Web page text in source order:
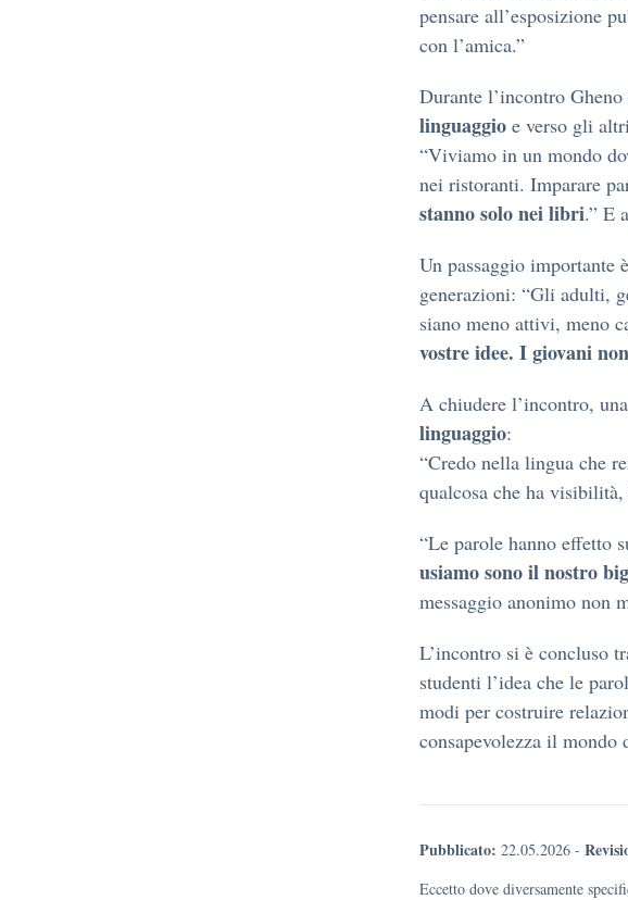
pensare all’esposizione
con l’amica.”
Durante l’incontro
linguaggio e verso gli
“Viviamo in un mondo
nei ristoranti. Imparare
stanno solo nei libri.” E
Un passaggio importante
generazioni: “Gli adulti,
siano meno attivi, meno
vostre idee. I giovani
A chiudere l’incontro,
linguaggio:
“Credo nella lingua che
qualcosa che ha visibilità,
“Le parole hanno effetto
usiamo sono il nostro
messaggio anonimo non
L’incontro si è concluso
studenti l’idea che le
modi per costruire
consapevolezza il mondo
Pubblicato: 22.05.2026 -
Eccetto dove diversamente